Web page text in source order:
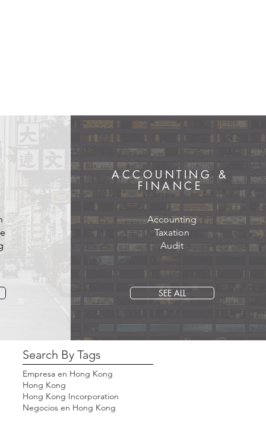
Archive
ACCOUNTING &
FINANCE
Accounting
Taxation
Audit
SEE ALL
Search By Tags
Empresa en Hong Kong
Hong Kong
Hong Kong Incorporation
Negocios en Hong Kong